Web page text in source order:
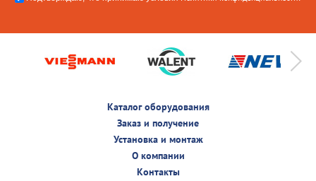
Каталог оборудования
Заказ и получение
Установка и монтаж
О компании
Контакты